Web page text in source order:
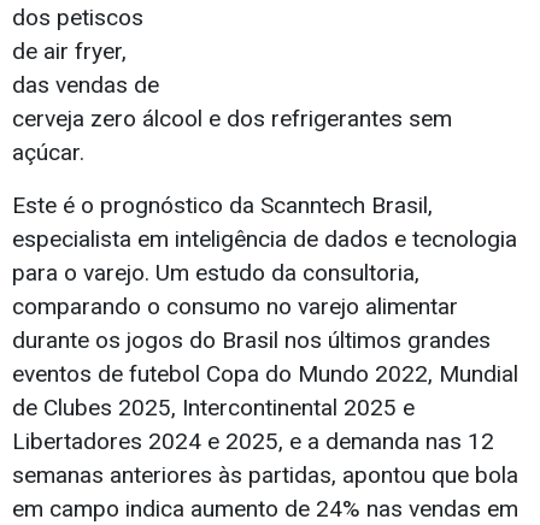
dos petiscos
de air fryer,
das vendas de
cerveja zero álcool e dos refrigerantes sem
açúcar.
Este é o prognóstico da Scanntech Brasil,
especialista em inteligência de dados e tecnologia
para o varejo. Um estudo da consultoria,
comparando o consumo no varejo alimentar
durante os jogos do Brasil nos últimos grandes
eventos de futebol Copa do Mundo 2022, Mundial
de Clubes 2025, Intercontinental 2025 e
Libertadores 2024 e 2025, e a demanda nas 12
semanas anteriores às partidas, apontou que bola
em campo indica aumento de 24% nas vendas em